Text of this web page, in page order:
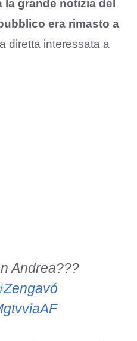
la grande notizia del
era rimasto a
diretta interessata a
Andrea???